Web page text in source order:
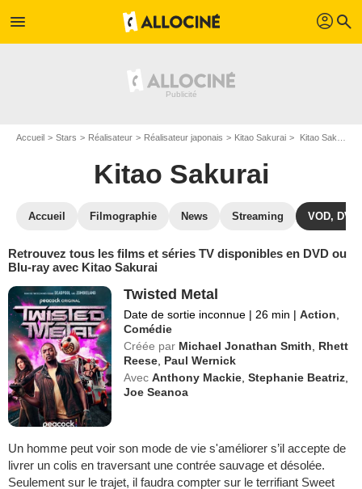
menu profil search
Accueil Stars Réalisateur Réalisateur japonais Kitao Sakurai Kitao Sakurai : ses Blu-Ray, DVD, VOD, SVOD
Kitao Sakurai
Accueil Filmographie News Streaming VOD, DVD
Retrouvez tous les films et séries TV disponibles en DVD ou
Blu-ray avec Kitao Sakurai
Twisted Metal
Date de sortie inconnue | 26 min | Action
Comédie
Créée par Michael Jonathan Smith
Rhett
Reese Paul Wernick
Avec Anthony Mackie ,Stephanie Beatriz
Joe Seanoa
Un homme peut voir son mode de vie s'améliorer s’il accepte de
livrer un colis en traversant une contrée sauvage et désolée.
Seulement sur le trajet, il faudra compter sur le terrifiant Sweet